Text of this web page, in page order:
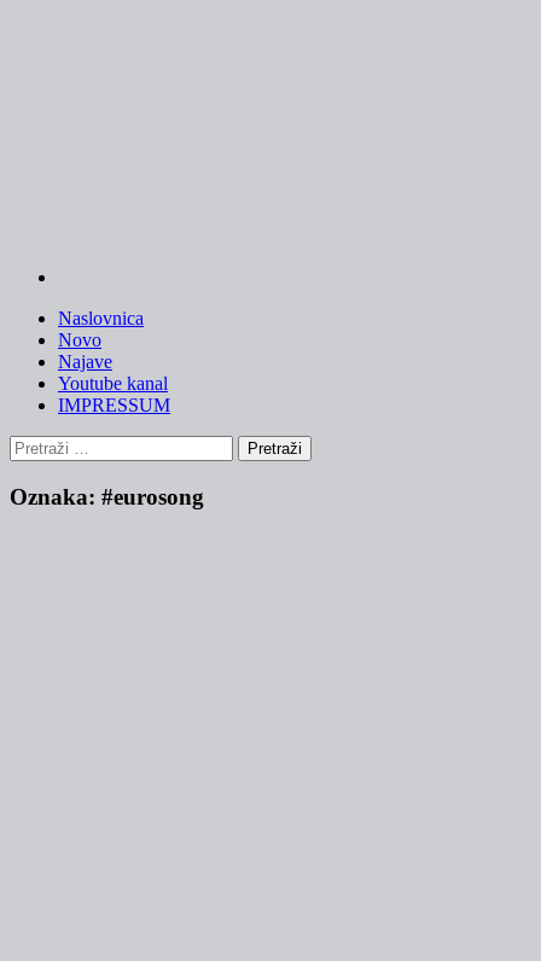
Naslovnica
Novo
Najave
Youtube kanal
IMPRESSUM
Pretraži:
Oznaka: #eurosong